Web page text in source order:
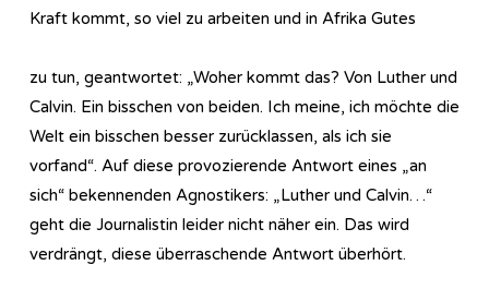
Kraft kommt, so viel zu arbeiten und in Afrika Gutes
zu tun, geantwortet: „Woher kommt das? Von Luther und
Calvin. Ein bisschen von beiden. Ich meine, ich möchte die
Welt ein bisschen besser zurücklassen, als ich sie
vorfand“. Auf diese provozierende Antwort eines „an
sich“ bekennenden Agnostikers: „Luther und Calvin…“
geht die Journalistin leider nicht näher ein. Das wird
verdrängt, diese überraschende Antwort überhört.